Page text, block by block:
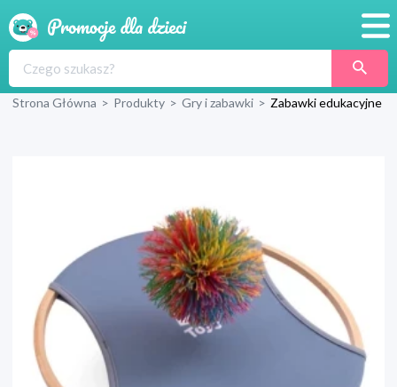
Produkty
Wyprawka
Strona Główna > Produkty > Gry i zabawki > Zabawki edukacyjne